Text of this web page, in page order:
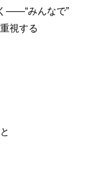
――“みんなで”
視する